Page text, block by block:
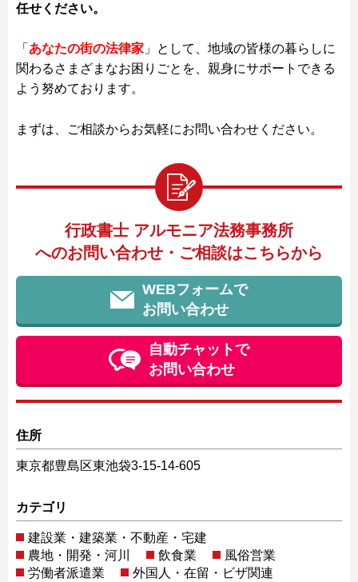
任せください。
「 あなたの街の法律家 」として、地域の皆様の暮らしに
関わるさまざまなお困りごとを、親身にサポートできる
よう努めております。
まずは、ご相談からお気軽にお問い合わせください。
行政書士 アルモニア法務事務所
へのお問い合わせ・ご相談はこちらから
WEBフォームで
お問い合わせ
自動チャットで
お問い合わせ
住所
東京都豊島区東池袋3-15-14-605
カテゴリ
建設業・建築業・不動産・宅建
農地・開発・河川
飲食業
風俗営業
労働者派遣業
外国人・在留・ビザ関連